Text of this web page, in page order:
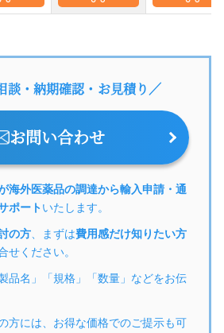
談・納期確認・お見積り／
お問い合わせ
海外医薬品の調達から輸入申請・通
ポートいたします。
の方 、まずは費用感だけ知りたい方
せください。
品名」「規格」「数量」などをお伝
方には、お得な価格でのご提示も可